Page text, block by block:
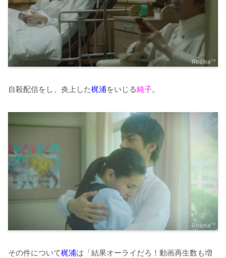
自殺配信をし、炎上した梶浦をいじる純子。
その件について梶浦は「結果オーライだろ！動画再生数も増